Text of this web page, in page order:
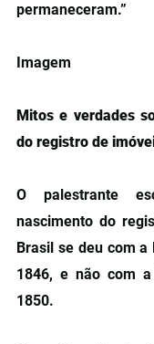
permaneceram.”
Imagem
Mitos e verdades
do registro de
O palestrante
nascimento do
Brasil se deu com
1846, e não com
1850.